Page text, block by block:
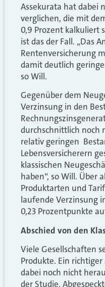
Assekurata hat dabei
verglichen, die mit
0,9 Prozent kalkuliert
ist das der Fall. „Das
Rentenversicherung
damit deutlich
so Will.
Gegenüber dem
Verzinsung in den
durchschnittlich noch
relativ geringen
Lebensversicherern
klassischen
haben“, so Will. Über
Produktarten und
laufende Verzinsung
0,23 Prozentpunkte
Abschied von den
Viele Gesellschaften
Produkte. Ein
dabei noch nicht
der Studie.